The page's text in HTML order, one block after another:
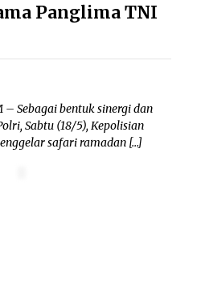
Panglima TNI
– Sebagai bentuk sinergi dan
Sabtu (18/5), Kepolisian
safari ramadan […]